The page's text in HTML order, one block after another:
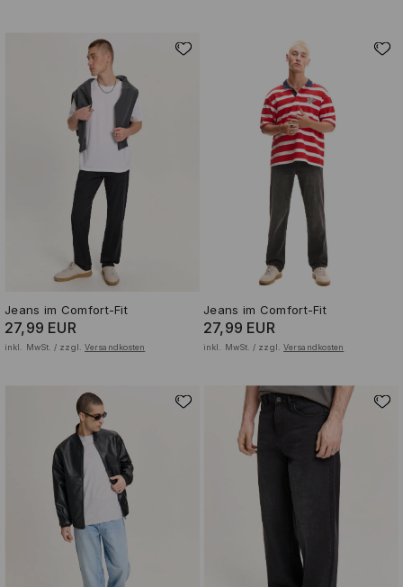
Jeans im Comfort-Fit
27,99 EUR
inkl. MwSt. / zzgl. Versandkosten
Jeans im Comfort-Fit
27,99 EUR
inkl. MwSt. / zzgl. Versandkosten